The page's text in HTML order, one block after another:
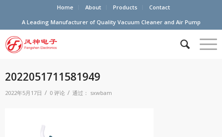
Home About Products
Contact
A Leading Manufacturer of Quality Vacuum Cleaner and Air Pump
2022051711581949
2022年5月17日 / 0 评论 / 通过： sxwbam